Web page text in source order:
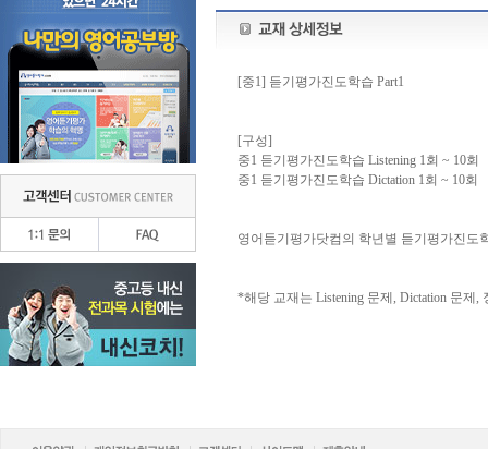
[중1] 듣기평가진도학습 Part1
[구성]
중1 듣기평가진도학습 Listening 1회 ~ 10회
중1 듣기평가진도학습 Dictation 1회 ~ 10회
영어듣기평가닷컴의 학년별 듣기평가진도
*해당 교재는 Listening 문제, Dictation 문제